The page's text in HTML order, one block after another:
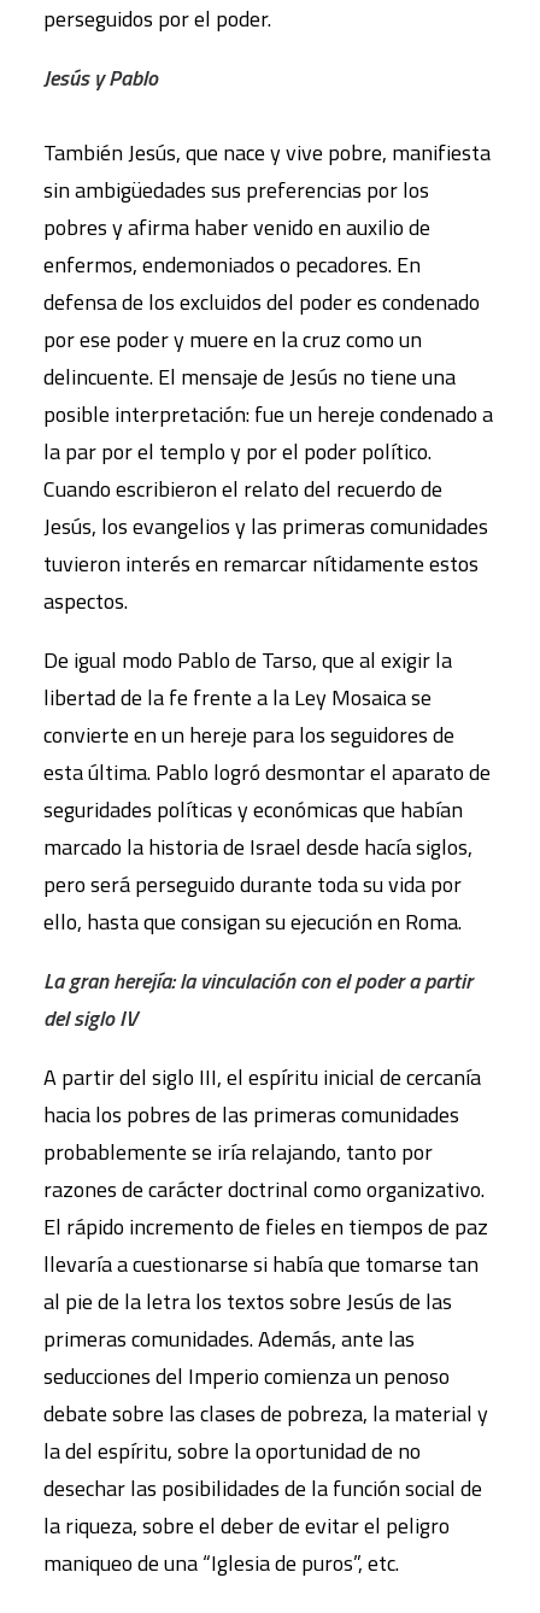
perseguidos por el poder.
Jesús y Pablo
También Jesús, que nace y vive pobre, manifiesta
sin ambigüedades sus preferencias por los
pobres y afirma haber venido en auxilio de
enfermos, endemoniados o pecadores. En
defensa de los excluidos del poder es condenado
por ese poder y muere en la cruz como un
delincuente. El mensaje de Jesús no tiene una
posible interpretación: fue un hereje condenado a
la par por el templo y por el poder político.
Cuando escribieron el relato del recuerdo de
Jesús, los evangelios y las primeras comunidades
tuvieron interés en remarcar nítidamente estos
aspectos.
De igual modo Pablo de Tarso, que al exigir la
libertad de la fe frente a la Ley Mosaica se
convierte en un hereje para los seguidores de
esta última. Pablo logró desmontar el aparato de
seguridades políticas y económicas que habían
marcado la historia de Israel desde hacía siglos,
pero será perseguido durante toda su vida por
ello, hasta que consigan su ejecución en Roma.
La gran herejía: la vinculación con el poder a partir
del siglo IV
A partir del siglo III, el espíritu inicial de cercanía
hacia los pobres de las primeras comunidades
probablemente se iría relajando, tanto por
razones de carácter doctrinal como organizativo.
El rápido incremento de fieles en tiempos de paz
llevaría a cuestionarse si había que tomarse tan
al pie de la letra los textos sobre Jesús de las
primeras comunidades. Además, ante las
seducciones del Imperio comienza un penoso
debate sobre las clases de pobreza, la material y
la del espíritu, sobre la oportunidad de no
desechar las posibilidades de la función social de
la riqueza, sobre el deber de evitar el peligro
maniqueo de una “Iglesia de puros”, etc.